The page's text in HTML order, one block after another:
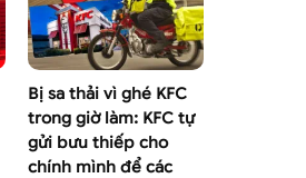
Bị sa thải vì ghé KFC
trong giờ làm: KFC tự
gửi bưu thiếp cho
chính mình để các